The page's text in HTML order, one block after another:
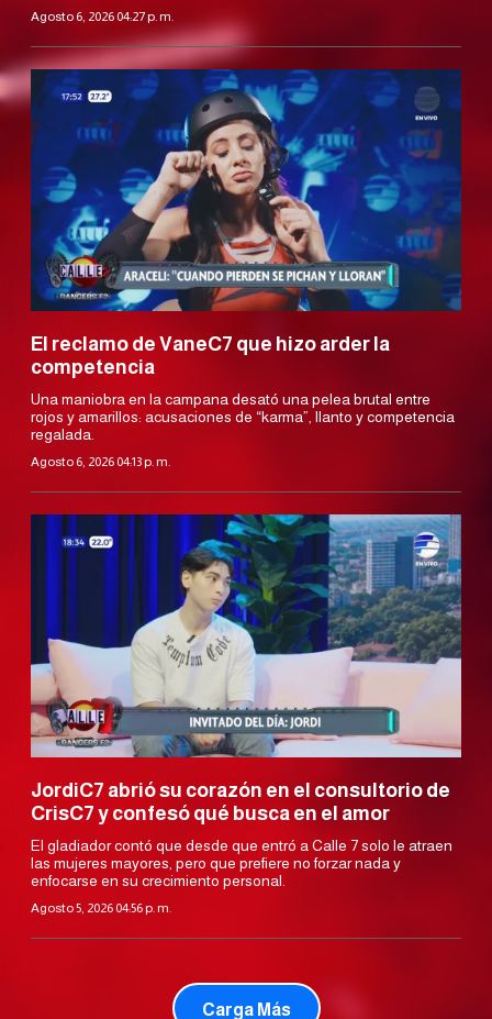
Agosto 6, 2026 04:27 p. m.
El reclamo de VaneC7 que hizo arder la
competencia
Una maniobra en la campana desató una pelea brutal entre
rojos y amarillos: acusaciones de “karma”, llanto y competencia
regalada.
Agosto 6, 2026 04:13 p. m.
JordiC7 abrió su corazón en el consultorio de
CrisC7 y confesó qué busca en el amor
El gladiador contó que desde que entró a Calle 7 solo le atraen
las mujeres mayores, pero que prefiere no forzar nada y
enfocarse en su crecimiento personal.
Agosto 5, 2026 04:56 p. m.
Carga Más